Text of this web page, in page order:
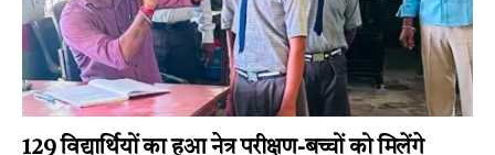
129 विद्यार्थियों का हुआ नेत्र परीक्षण-बच्चों को मिलेंगे